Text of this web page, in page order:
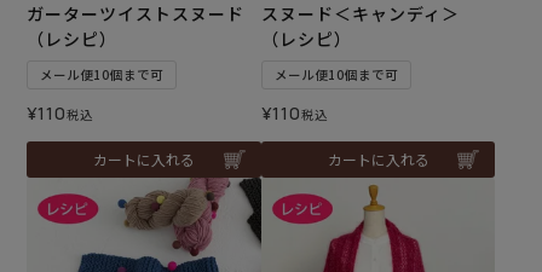
ガーターツイストスヌード
（レシピ）
メール便10個まで可
¥110税込
カートに入れる
スヌード＜キャンディ＞
（レシピ）
メール便10個まで可
¥110税込
カートに入れる